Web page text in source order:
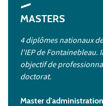
MASTERS
4 diplômes nationaux
l'IEP de
objectif de
doctorat.
Master